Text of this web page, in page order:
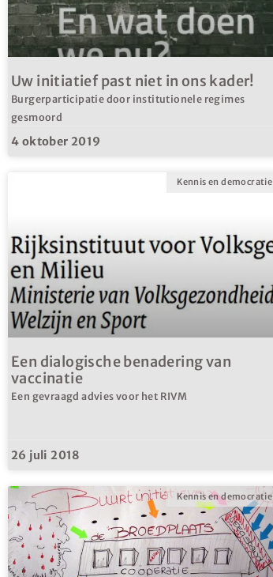
Uw initiatief past niet in ons kader!
Burgerparticipatie door institutionele regimes
gesmoord
4 oktober 2019
Kennis en democratie
Een dialogische benadering van
vaccinatie
Een gevraagd advies voor het RIVM
26 juli 2018
Kennis en democratie